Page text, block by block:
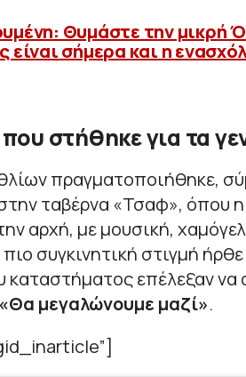
Θυμάστε την μικρή
σήμερα και η
στήθηκε για τα
πραγματοποιήθηκε,
ταβέρνα «Τσαφ», όπου
αρχή, με μουσική,
συγκινητική στιγμή
καταστήματος επέλεξαν να
«Θα μεγαλώνουμε μαζί».